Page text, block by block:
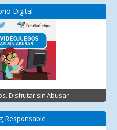
Digital
Disfrutar sin Abusar
Responsable